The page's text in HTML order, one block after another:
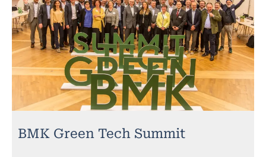
BMK Green Tech Summit